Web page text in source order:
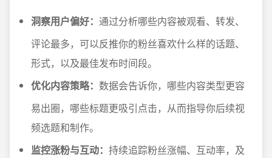
洞察用户偏好： 通过分析哪些内容被观看、转发、
评论最多，可以反推你的粉丝喜欢什么样的话题、
形式，以及最佳发布时间段。
优化内容策略： 数据会告诉你，哪些内容类型更容
易出圈，哪些标题更吸引点击，从而指导你后续视
频选题和制作。
监控涨粉与互动： 持续追踪粉丝涨幅、互动率，及